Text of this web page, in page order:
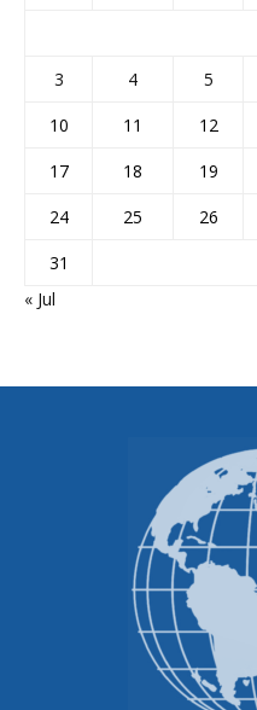
3
4 5
10
11 12
17
18 19
24
25 26
31
« Jul